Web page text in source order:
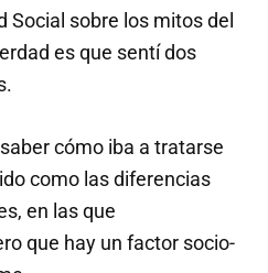
Social sobre los mitos del
es que sentí dos
cómo iba a tratarse
como las diferencias
en las que
que hay un factor socio-